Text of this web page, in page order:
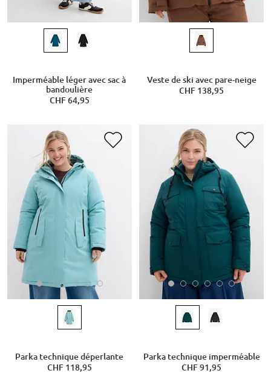
Imperméable léger avec sac à
bandoulière
CHF 64,95
Veste de ski avec pare-neige
CHF 138,95
Parka technique déperlante
CHF 118,95
Parka technique imperméable
CHF 91,95